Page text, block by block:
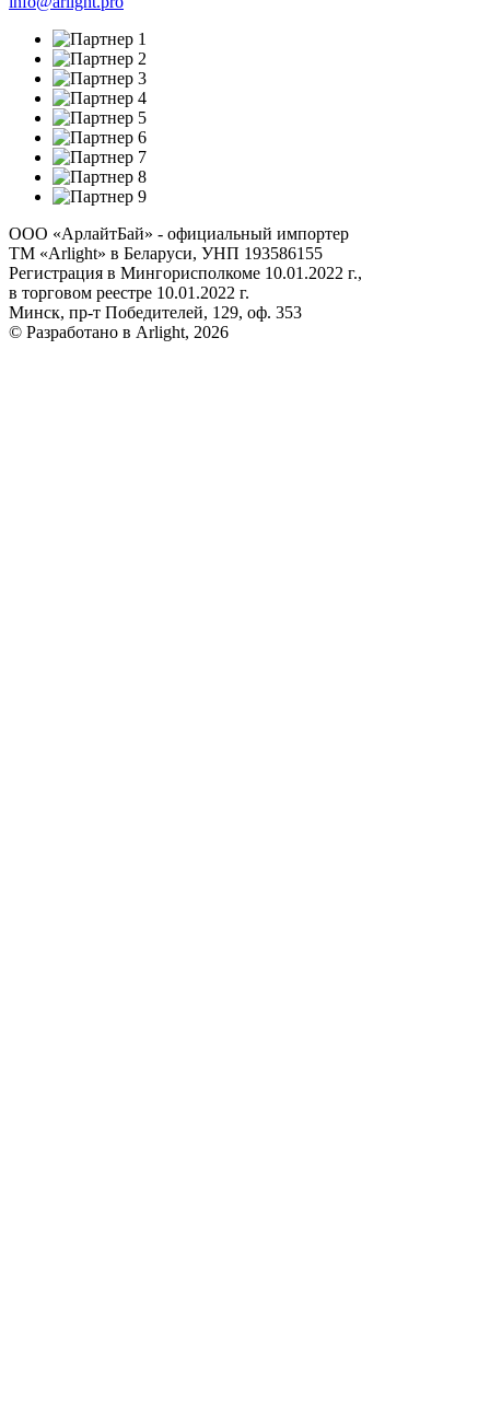
ООО «АрлайтБай» - официальный импортер
ТМ «Arlight» в Беларуси, УНП 193586155
Регистрация в Мингорисполкоме 10.01.2022 г.,
в торговом реестре 10.01.2022 г.
Минск, пр-т Победителей, 129, оф. 353
© Разработано в Arlight, 2026